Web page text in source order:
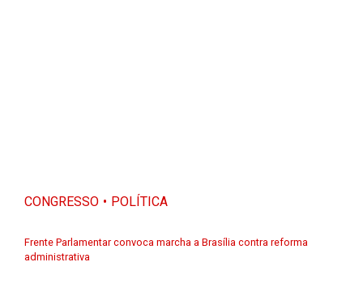
CONGRESSO POLÍTICA
Frente Parlamentar convoca marcha a Brasília contra reforma
administrativa